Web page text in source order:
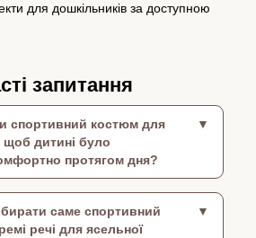
для дошкільників за доступною
запитання
спортивний костюм для
щоб дитині було
протягом дня?
саме спортивний
речі для ясельної